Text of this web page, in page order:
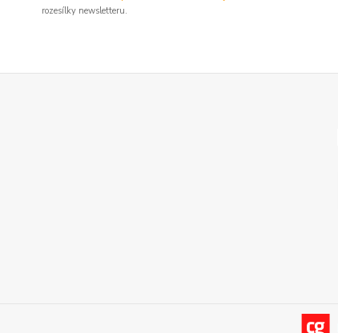
rozesílky newsletteru.